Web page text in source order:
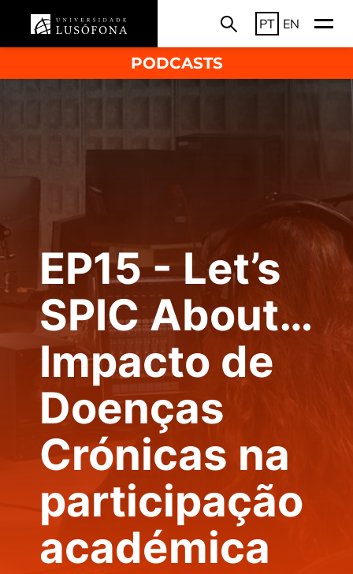
PT EN
PODCASTS
EP15 - Let’s
SPIC About…
Impacto de
Doenças
Crónicas na
participação
académica